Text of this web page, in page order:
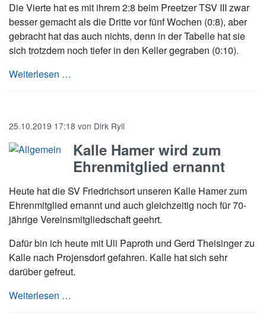
Die Vierte hat es mit ihrem 2:8 beim Preetzer TSV III zwar
besser gemacht als die Dritte vor fünf Wochen (0:8), aber
gebracht hat das auch nichts, denn in der Tabelle hat sie
sich trotzdem noch tiefer in den Keller gegraben (0:10).
Weiterlesen …
25.10.2019 17:18 von Dirk Ryll
Kalle Hamer wird zum
Ehrenmitglied ernannt
Heute hat die SV Friedrichsort unseren Kalle Hamer zum
Ehrenmitglied ernannt und auch gleichzeitig noch für 70-
jährige Vereinsmitgliedschaft geehrt.
Dafür bin ich heute mit Uli Paproth und Gerd Theisinger zu
Kalle nach Projensdorf gefahren. Kalle hat sich sehr
darüber gefreut.
Weiterlesen …